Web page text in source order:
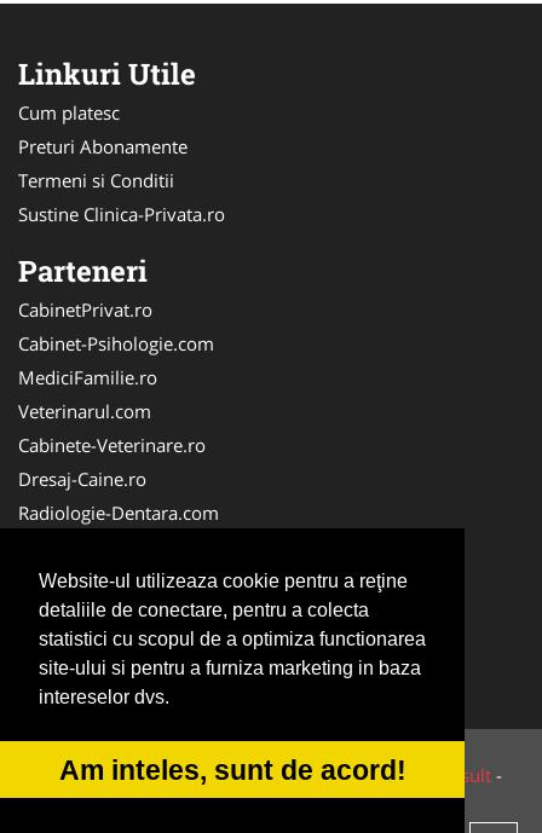
Website-ul utilizeaza cookie pentru a reţine
detaliile de conectare, pentru a colecta
statistici cu scopul de a optimiza functionarea
site-ului si pentru a furniza marketing in baza
intereselor dvs.
Am inteles, sunt de acord!
Linkuri Utile
Cum platesc
Preturi Abonamente
Termeni si Conditii
Sustine Clinica-Privata.ro
Parteneri
CabinetPrivat.ro
Cabinet-Psihologie.com
MediciFamilie.ro
Veterinarul.com
Cabinete-Veterinare.ro
Dresaj-Caine.ro
Radiologie-Dentara.com
Cabinet-Individual.ro
Medic-Bun.com
Oftalmologul.ro
Stomatologul.com
© 2014-2026 Powered byVilonMedia&Tokaido Consult -
ANPC SOL